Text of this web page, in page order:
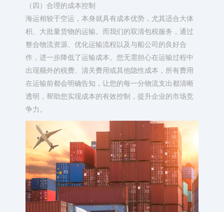
（四）合理的成本控制​
海运相较于空运，本身就具有成本优势，尤其适合大体
积、大批量货物的运输。而我们的双清包税服务，通过
整合物流资源、优化运输流程以及与船公司的良好合
作，进一步降低了运输成本。您无需担心在运输过程中
出现额外的税费、清关费用或其他隐性成本，所有费用
在运输前都会明确告知，让您的每一分物流支出都清晰
透明，帮助您实现成本的有效控制，提升企业的市场竞
争力。​